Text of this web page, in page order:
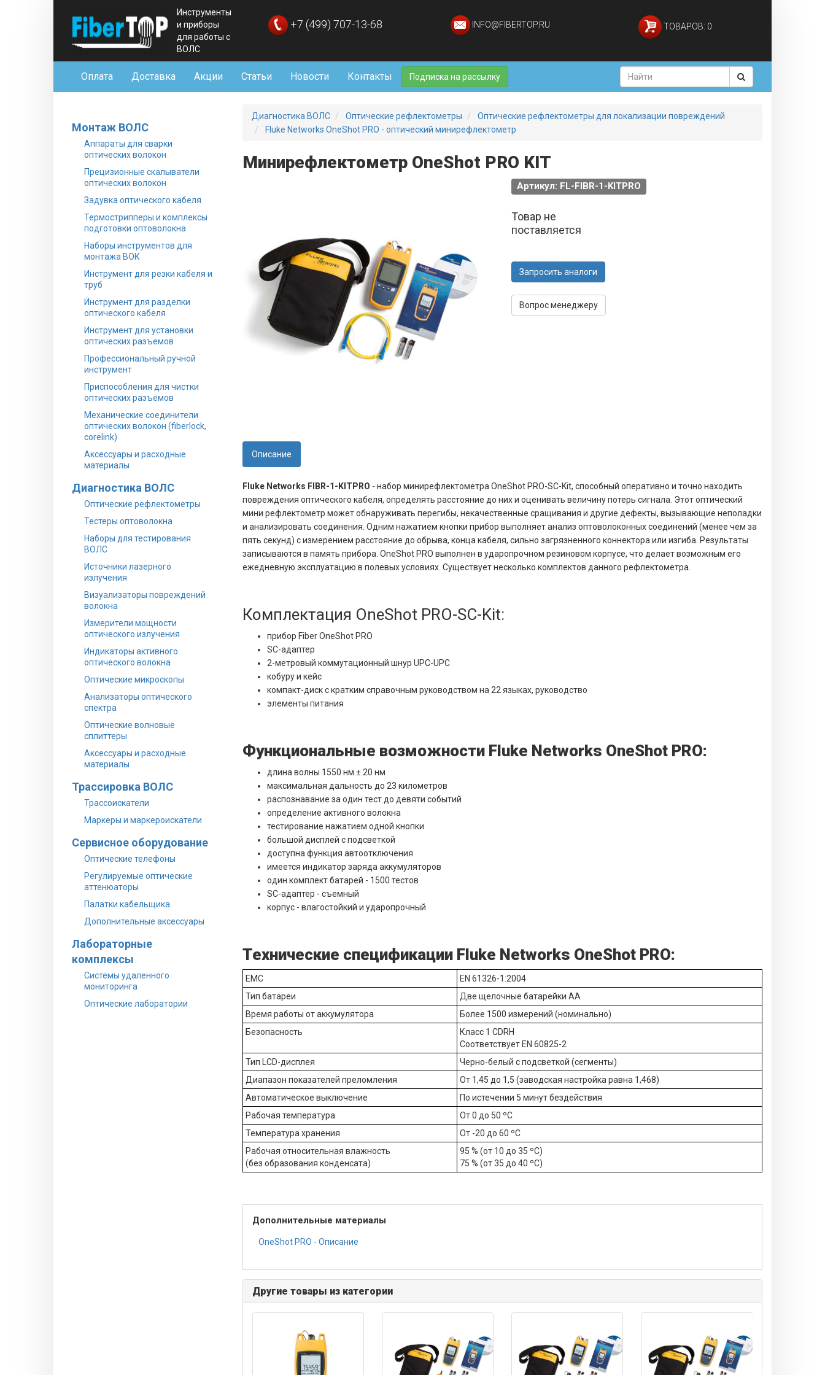
Инструменты
и приборы
для работы с
ВОЛС
+7 (499) 707-13-68 INFO@FIBERTOP.RU ТОВАРОВ: 0
Оплата Доставка Акции Статьи Новости Контакты Подписка на рассылку
Монтаж ВОЛС
Аппараты для сварки
оптических волокон
Прецизионные скалыватели
оптических волокон
Задувка оптического кабеля
Термострипперы и комплексы
подготовки оптоволокна
Наборы инструментов для
монтажа ВОК
Инструмент для резки кабеля и
труб
Инструмент для разделки
оптического кабеля
Инструмент для установки
оптических разъемов
Профессиональный ручной
инструмент
Приспособления для чистки
оптических разъемов
Механические соединители
оптических волокон (fiberlock,
corelink)
Аксессуары и расходные
материалы
Диагностика ВОЛС
Оптические рефлектометры
Тестеры оптоволокна
Наборы для тестирования
ВОЛС
Источники лазерного
излучения
Визуализаторы повреждений
волокна
Измерители мощности
оптического излучения
Индикаторы активного
оптического волокна
Оптические микроскопы
Анализаторы оптического
спектра
Оптические волновые
сплиттеры
Аксессуары и расходные
материалы
Трассировка ВОЛС
Трассоискатели
Маркеры и маркероискатели
Сервисное оборудование
Оптические телефоны
Регулируемые оптические
аттенюаторы
Палатки кабельщика
Дополнительные аксессуары
Лабораторные
комплексы
Системы удаленного
мониторинга
Оптические лаборатории
Диагностика ВОЛС Оптические рефлектометры
Оптические рефлектометры для локализации повреждений
Fluke Networks OneShot PRO - оптический минирефлектометр
Минирефлектометр OneShot PRO KIT
Артикул: FL-FIBR-1-KITPRO
Товар не
поставляется
Запросить аналоги
Вопрос менеджеру
Описание
Fluke Networks FIBR-1-KITPRO - набор минирефлектометра OneShot PRO-SC-Kit, способный оперативно и точно находить
повреждения оптического кабеля, определять расстояние до них и оценивать величину потерь сигнала. Этот оптический
мини рефлектометр может обнаруживать перегибы, некачественные сращивания и другие дефекты, вызывающие неполадки
и анализировать соединения. Одним нажатием кнопки прибор выполняет анализ оптоволоконных соединений (менее чем за
пять секунд) с измерением расстояние до обрыва, конца кабеля, сильно загрязненного коннектора или изгиба. Результаты
записываются в память прибора. OneShot PRO выполнен в ударопрочном резиновом корпусе, что делает возможным его
ежедневную эксплуатацию в полевых условиях. Существует несколько комплектов данного рефлектометра.
Комплектация OneShot PRO-SC-Kit:
прибор Fiber OneShot PRO
SC-адаптер
2-метровый коммутационный шнур UPC-UPC
кобуру и кейс
компакт-диск с кратким справочным руководством на 22 языках, руководство
элементы питания
Функциональные возможности Fluke Networks OneShot PRO:
длина волны 1550 нм ± 20 нм
максимальная дальность до 23 километров
распознавание за один тест до девяти событий
определение активного волокна
тестирование нажатием одной кнопки
большой дисплей с подсветкой
доступна функция автоотключения
имеется индикатор заряда аккумуляторов
один комплект батарей - 1500 тестов
SC-адаптер - съемный
корпус - влагостойкий и ударопрочный
Технические спецификации Fluke Networks OneShot PRO:
EMC
EN 61326-1:2004
Тип батареи
Две щелочные батарейки AA
Время работы от аккумулятора
Более 1500 измерений (номинально)
Безопасность
Класс 1 CDRH
Соответствует EN 60825-2
Тип LCD-дисплея
Черно-белый с подсветкой (сегменты)
Диапазон показателей преломления
От 1,45 до 1,5 (заводская настройка равна 1,468)
Автоматическое выключение
По истечении 5 минут бездействия
Рабочая температура
От 0 до 50 ºC
Температура хранения
От -20 до 60 ºC
Рабочая относительная влажность
(без образования конденсата)
95 % (от 10 до 35 ºC)
75 % (от 35 до 40 ºC)
Дополнительные материалы
OneShot PRO - Описание
Другие товары из категории